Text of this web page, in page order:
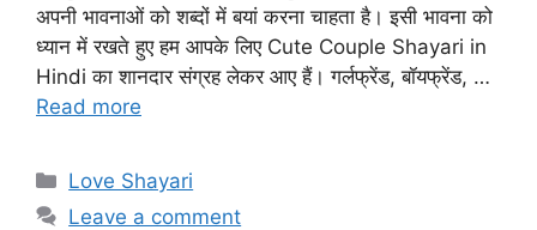
अपनी भावनाओं को शब्दों में बयां करना चाहता है। इसी भावना को
ध्यान में रखते हुए हम आपके लिए Cute Couple Shayari in
Hindi का शानदार संग्रह लेकर आए हैं। गर्लफ्रेंड, बॉयफ्रेंड, …
Read more
Categories
Love Shayari
Leave a comment